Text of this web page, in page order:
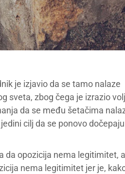
je izjavio da se tamo nalaze
sveta, zbog čega je izrazio
da se među šetačima
cilj da se ponovo
da opozicija nema legitimitet,
nema legitimitet jer je,